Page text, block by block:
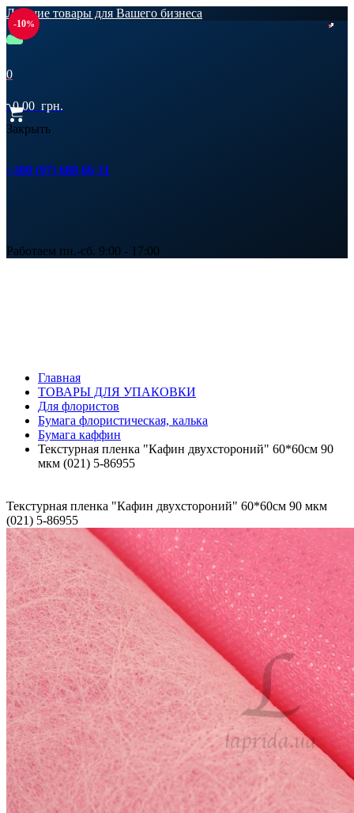
Лучшие товары для Вашего бизнеса
0
0,00 грн.
Закрыть
+380 (97) 688 66 31
Работаем пн.-сб. 9:00 - 17:00
Главная
ТОВАРЫ ДЛЯ УПАКОВКИ
Для флористов
Бумага флористическая, калька
Бумага каффин
Текстурная пленка "Кафин двухстороний" 60*60см 90
мкм (021) 5-86955
Текстурная пленка "Кафин двухстороний" 60*60см 90 мкм
(021) 5-86955
-10